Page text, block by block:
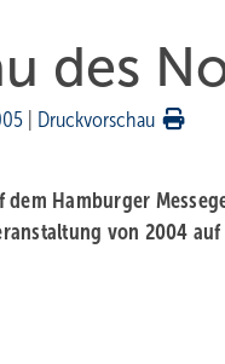
des
Druckvorschau
Hamburger
von 2004